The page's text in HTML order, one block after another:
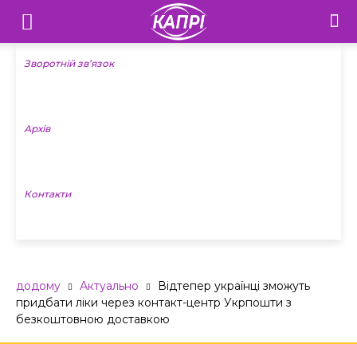
Телебачення
«Капрі»
Новини
Зворотній зв’язок
Архів
Контакти
додому Актуально
Відтепер українці зможуть
придбати ліки через контакт-центр Укрпошти з
безкоштовною доставкою